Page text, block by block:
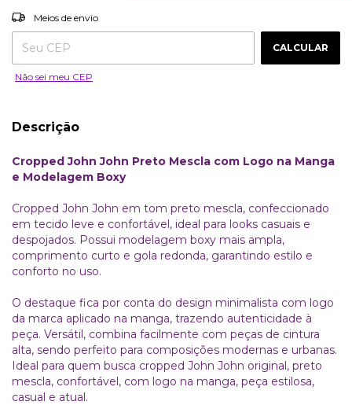
Entregas para o CEP:
Meios de envio
CALCULAR
Não sei meu CEP
Descrição
Cropped John John Preto Mescla com Logo na Manga
e Modelagem Boxy
Cropped John John em tom preto mescla, confeccionado
em tecido leve e confortável, ideal para looks casuais e
despojados. Possui modelagem boxy mais ampla,
comprimento curto e gola redonda, garantindo estilo e
conforto no uso.
O destaque fica por conta do design minimalista com logo
da marca aplicado na manga, trazendo autenticidade à
peça. Versátil, combina facilmente com peças de cintura
alta, sendo perfeito para composições modernas e urbanas.
Ideal para quem busca cropped John John original, preto
mescla, confortável, com logo na manga, peça estilosa,
casual e atual.